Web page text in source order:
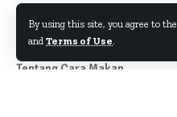
By using this site, you agree to the
and Terms of Use.
Tentang Cara Makan